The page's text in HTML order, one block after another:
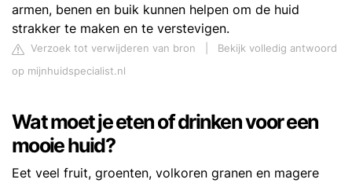
armen, benen en buik kunnen helpen om de huid
strakker te maken en te verstevigen.
Verzoek tot verwijderen van bron
Bekijk volledig antwoord
op mijnhuidspecialist.nl
Wat moet je eten of drinken voor een
mooie huid?
Eet veel fruit, groenten, volkoren granen en magere